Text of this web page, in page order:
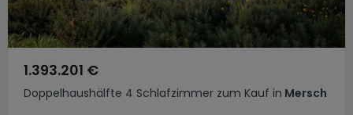
Doppelhaushälfte 4 Schlafzimmer zum Kauf in Mersch
1.393.201 €